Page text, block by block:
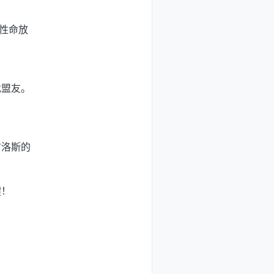
命放
友。
斯的